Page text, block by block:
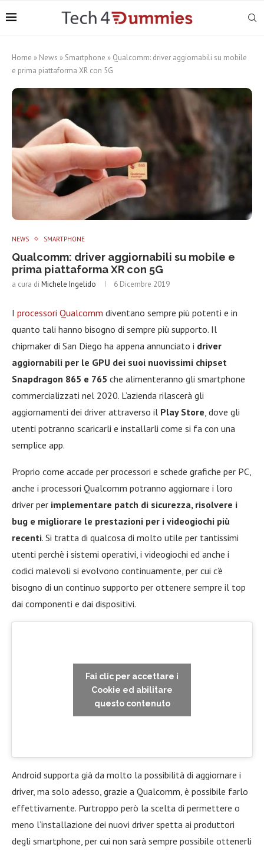
Home » News » Smartphone » Qualcomm: driver aggiornabili su mobile
e prima piattaforma XR con 5G
NEWS SMARTPHONE
Qualcomm: driver aggiornabili su mobile e
prima piattaforma XR con 5G
a cura di Michele Ingelido 6 Dicembre 2019
I processori Qualcomm diventano sempre più potenti e in
quanto tali hanno bisogno di sempre più supporto. Il
chipmaker di San Diego ha appena annunciato i driver
aggiornabili per le GPU dei suoi nuovissimi chipset
Snapdragon 865 e 765 che alimenteranno gli smartphone
commercializzati nel 2020. L’azienda rilascerà gli
aggiornamenti dei driver attraverso il Play Store , dove gli
utenti potranno scaricarli e installarli come si fa con una
semplice app.
Proprio come accade per processori e schede grafiche per PC,
anche i processori Qualcomm potranno aggiornare i loro
driver per implementare patch di sicurezza, risolvere i
bug e migliorare le prestazioni per i videogiochi più
recenti. Si tratta di qualcosa di molto utile per tantissimi
utenti perchè i sistemi operativi, i videogiochi ed anche i
codici malevoli si evolvono continuamente, per cui c’è
bisogno di un continuo supporto per ottenere sempre il top
dai componenti e dai dispositivi.
Fai clic per accettare i
Cookie ed abilitare
questo contenuto
Android supporta già da molto la possibilità di aggiornare i
driver, ma solo adesso, grazie a Qualcomm, è possibile farlo
effettivamente. Purtroppo però la scelta di permettere o
meno l’installazione dei nuovi driver spetta ai produttori
degli smartphone, per cui non sarà sempre possibile ottenerli